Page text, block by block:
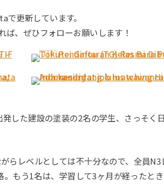
更新しています。
ば、ぜひフォローお願いします！
した建設の塗装の2名の学生、さっそ
らレベルとしては不十分なので、全員
もう1名は、学習して3ヶ月が経ったと